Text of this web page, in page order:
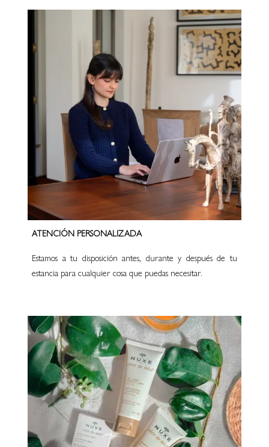
ATENCIÓN PERSONALIZADA
Estamos a tu disposición antes, durante y después de tu
estancia para cualquier cosa que puedas necesitar.